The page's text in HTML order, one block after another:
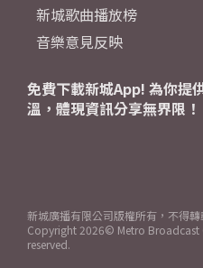
新城歌曲播放榜
音樂意見反映
免費下載新城App! 為你提
溫，體現資訊分享無界限！
新城廣播有限公司版權所有，不得轉
Copyright 2026© Metro
reserved.